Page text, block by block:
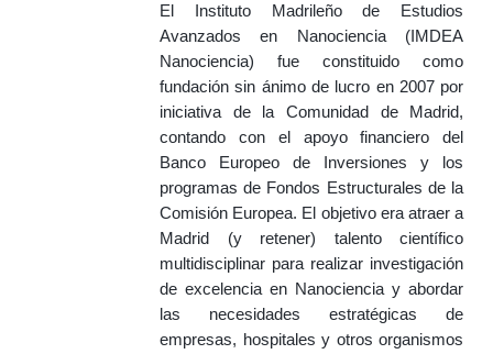
El Instituto Madrileño de Estudios
Avanzados en Nanociencia (IMDEA
Nanociencia) fue constituido como
fundación sin ánimo de lucro en 2007 por
iniciativa de la Comunidad de Madrid,
contando con el apoyo financiero del
Banco Europeo de Inversiones y los
programas de Fondos Estructurales de la
Comisión Europea. El objetivo era atraer a
Madrid (y retener) talento científico
multidisciplinar para realizar investigación
de excelencia en Nanociencia y abordar
las necesidades estratégicas de
empresas, hospitales y otros organismos